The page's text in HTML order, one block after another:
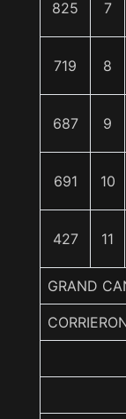
825 7
719 8
687 9
691 10
427 11
GRAND